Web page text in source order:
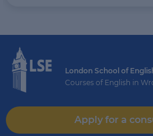
London School of
Courses of English in
Apply for a